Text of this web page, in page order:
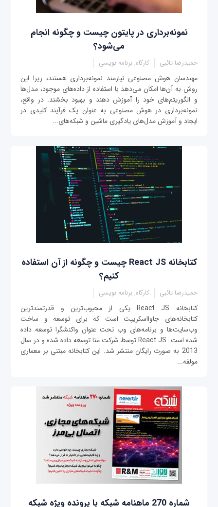
نمونه‌برداری در پایتون‌ چیست و چگونه انجام
می‌شود؟
حمیدرضا تائبی کارگاه, برنامه نویسی
مهندسان هوش مصنوعی نیازمند نمونه‌برداری هستند، زیرا این
روش به آن‌ها امکان می‌دهد با استفاده از داده‌های موجود، مدل‌ها
و الگوریتم‌های خود را آموزش دهند و بهبود بخشند. در واقع،
نمونه‌برداری در هوش مصنوعی به عنوان یک فرآیند کلیدی در
ایجاد و آموزش مدل‌های یادگیری ماشین و شبکه‌های...
کتابخانه React JS چیست و چگونه از آن استفاده
کنیم؟
حمیدرضا تائبی کارگاه, برنامه نویسی
کتابخانه React JS یکی از محبوب‌ترین و قدرتمندترین
کتابخانه‌های جاوااسکریپت است که برای توسعه و ساخت
وب‌سایت‌ها و برنامه‌های وب تحت عنوان واکنشگرا توسعه داده
شده است. React JS توسط شرکت متا توسعه داده شده و در سال
2013 به صورت رایگان منتشر شد. این کتابخانه مبتنی بر معماری
مولفه‌...
شماره 270 ماهنامه شبکه با پرونده ویژه شبکه